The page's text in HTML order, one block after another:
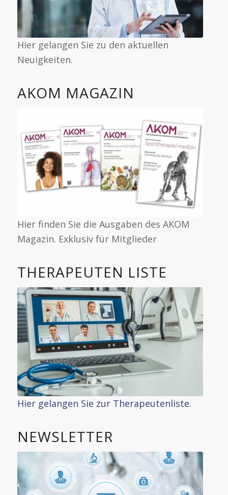
Hier gelangen Sie zu den aktuellen
Neuigkeiten.
AKOM MAGAZIN
Hier finden Sie die Ausgaben des AKOM
Magazin. Exklusiv für Mitglieder
THERAPEUTEN LISTE
Hier gelangen Sie zur Therapeutenliste.
NEWSLETTER